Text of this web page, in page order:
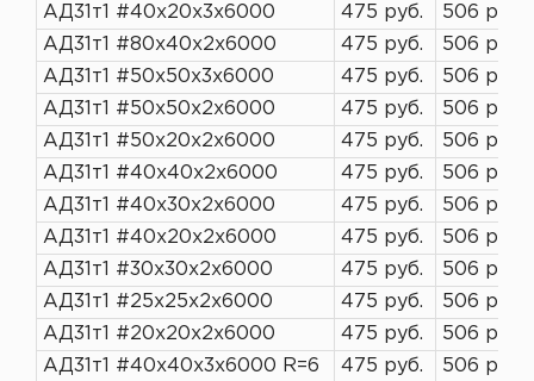
АД31т1 #40х20х3х6000
475 руб.
506 руб.
АД31т1 #80х40х2х6000
475 руб.
506 руб.
АД31т1 #50х50х3х6000
475 руб.
506 руб.
АД31т1 #50х50х2х6000
475 руб.
506 руб.
АД31т1 #50х20х2х6000
475 руб.
506 руб.
АД31т1 #40х40х2х6000
475 руб.
506 руб.
АД31т1 #40х30х2х6000
475 руб.
506 руб.
АД31т1 #40х20х2х6000
475 руб.
506 руб.
АД31т1 #30х30х2х6000
475 руб.
506 руб.
АД31т1 #25х25х2х6000
475 руб.
506 руб.
АД31т1 #20х20х2х6000
475 руб.
506 руб.
АД31т1 #40х40х3х6000 R=6
475 руб.
506 руб.